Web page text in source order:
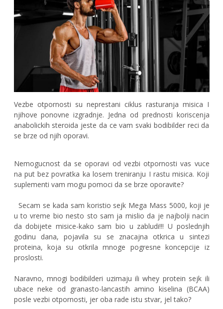
Vezbe otpornosti su neprestani ciklus rasturanja misica I
njihove ponovne izgradnje. Jedna od prednosti koriscenja
anabolickih steroida jeste da ce vam svaki bodibilder reci da
se brze od njih oporavi.
Nemogucnost da se oporavi od vezbi otpornosti vas vuce
na put bez povratka ka losem treniranju I rastu misica. Koji
suplementi vam mogu pomoci da se brze oporavite?
Secam se kada sam koristio sejk Mega Mass 5000, koji je
u to vreme bio nesto sto sam ja mislio da je najbolji nacin
da dobijete misice-kako sam bio u zabludi!!! U poslednjih
godinu dana, pojavila su se znacajna otkrica u sintezi
proteina, koja su otkrila mnoge pogresne koncepcije iz
proslosti.
Naravno, mnogi bodibilderi uzimaju ili whey protein sejk ili
ubace neke od granasto-lancastih amino kiselina (BCAA)
posle vezbi otpornosti, jer oba rade istu stvar, jel tako?